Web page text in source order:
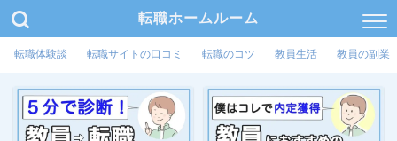
転職ホームルーム
転職体験談 転職サイトの口コミ 転職のコツ 教員生活 教員の副業